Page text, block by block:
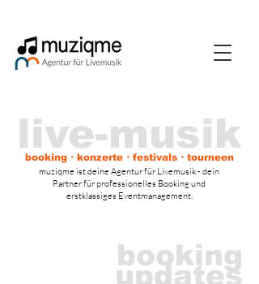
live-musik
booking・konzerte・festivals・tourneen
muziqme ist deine Agentur für Livemusik - dein
Partner für professionelles Booking und
erstklassiges Eventmanagement.
booking
updates